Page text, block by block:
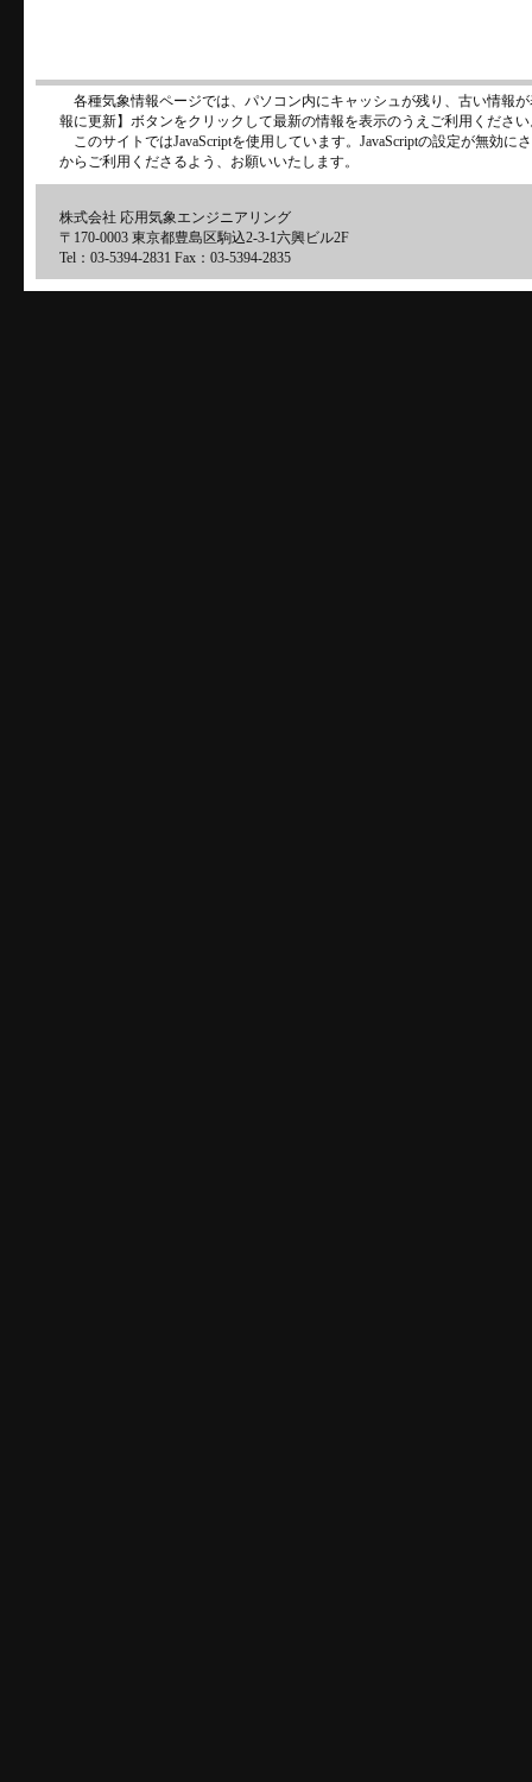
各種気象情報ページでは、パソコン内にキャッシュが残り、古い情報
報に更新】ボタンをクリックして最新の情報を表示のうえご利用くださ
このサイトではJavaScriptを使用しています。JavaScriptの設定が無効
からご利用くださるよう、お願いいたします。
株式会社 応用気象エンジニアリング
〒170-0003 東京都豊島区駒込2-3-1六興ビル2F
Tel：03-5394-2831 Fax：03-5394-2835